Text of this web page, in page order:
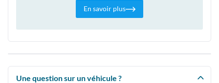
En savoir plus
Une question sur un véhicule ?